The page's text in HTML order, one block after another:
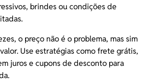
brindes ou condições de
o preço não é o problema, mas sim
Use estratégias como frete grátis,
juros e cupons de desconto para